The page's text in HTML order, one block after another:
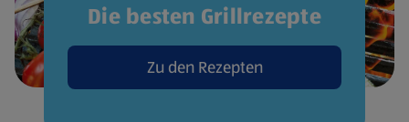
Die besten Grillrezepte
Zu den Rezepten